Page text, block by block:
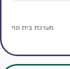
מערכת בית ונוי